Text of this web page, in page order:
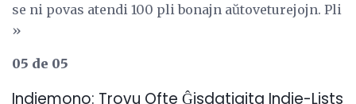
se ni povas atendi 100 pli bonajn aŭtoveturejojn. Pli
»
05 de 05
Indiemono: Trovu Ofte Ĝisdatigita Indie-Lists